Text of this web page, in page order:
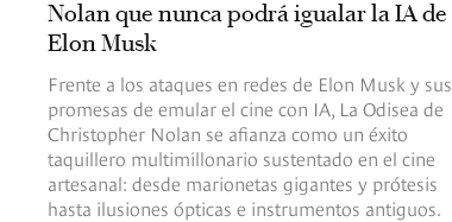
Nolan que nunca podrá igualar la IA de
Elon Musk
Frente a los ataques en redes de Elon Musk y sus
promesas de emular el cine con IA, La Odisea de
Christopher Nolan se afianza como un éxito
taquillero multimillonario sustentado en el cine
artesanal: desde marionetas gigantes y prótesis
hasta ilusiones ópticas e instrumentos antiguos.